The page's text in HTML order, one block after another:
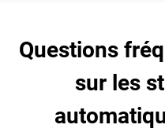
Questions
sur les